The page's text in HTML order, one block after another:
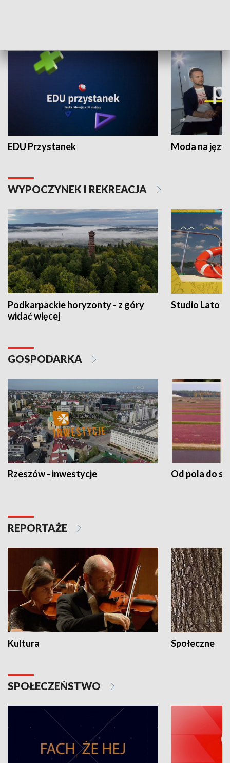
EDU Przystanek Moda na
WYPOCZYNEK I REKREACJA
Podkarpackie horyzonty - z góry
widać więcej
Studio Lato
GOSPODARKA
Rzeszów - inwestycje Od pola do
REPORTAŻE
Kultura Społeczne
SPOŁECZEŃSTWO